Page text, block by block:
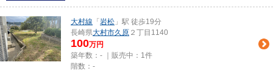
大村線 「 岩松 」駅 徒歩19分
長崎県大村市久原 ２丁目1140
100万円
築年数：- ｜販売中： 1件
階数：-